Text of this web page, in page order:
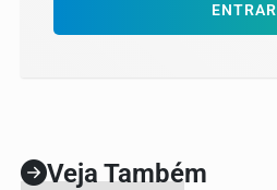
ENTRAR
Veja Também